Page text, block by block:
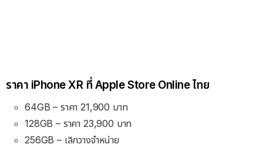
ราคา iPhone XR ที่ Apple Store Online ไทย
64GB – ราคา 21,900 บาท
128GB – ราคา 23,900 บาท
256GB – เลิกวางจำหน่าย